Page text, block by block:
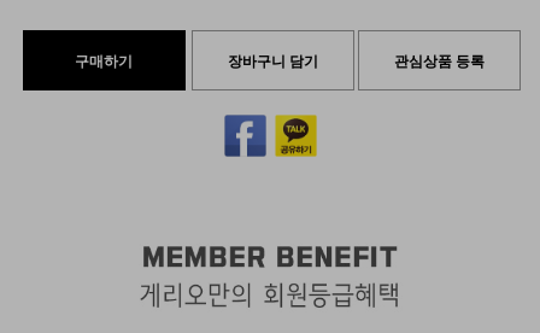
구매하기 장바구니 담기 관심상품 등록